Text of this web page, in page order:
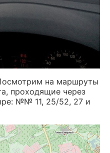
на маршруты
проходящие через
№№ 11, 25/52, 27 и